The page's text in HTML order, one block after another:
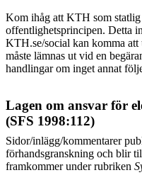
Kom ihåg att KTH som
offentlighetsprincipen. Detta
KTH.se/social kan komma
måste lämnas ut vid en
handlingar om inget annat
Lagen om ansvar för
(SFS 1998:112)
Sidor/inlägg/kommentarer
förhandsgranskning och blir
framkommer under rubriken